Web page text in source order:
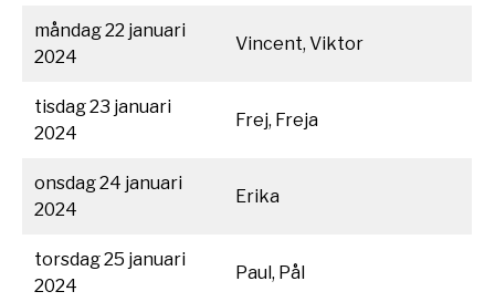
måndag 22 januari
2024
Vincent, Viktor
tisdag 23 januari
2024
Frej, Freja
onsdag 24 januari
2024
Erika
torsdag 25 januari
2024
Paul, Pål